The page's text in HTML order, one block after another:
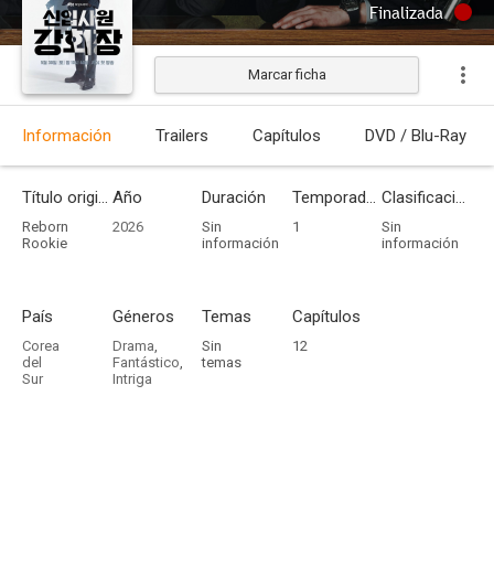
Finalizada
Marcar ficha
Información Trailers Capítulos DVD / Blu-Ray
Título original
Reborn
Rookie
Año
2026
Duración
Sin
información
Temporadas
1
Clasificación por edades
Sin
información
País
Corea
del
Sur
Géneros
Drama,
Fantástico,
Intriga
Temas
Sin
temas
Capítulos
12